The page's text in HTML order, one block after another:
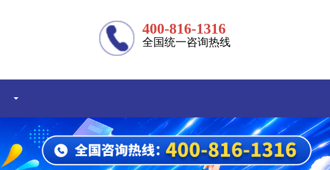
400-816-1316
全国统一咨询热线